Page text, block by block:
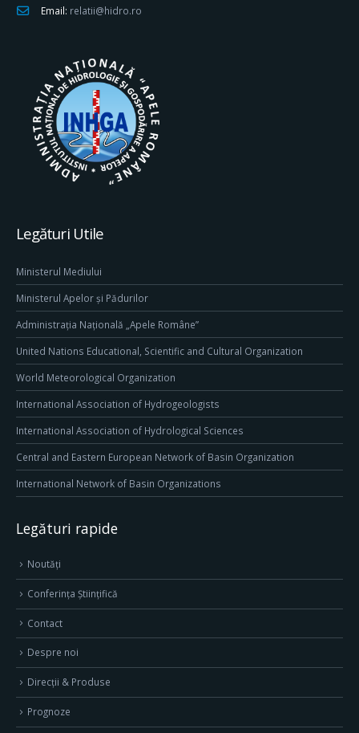
Email: relatii@hidro.ro
Legături Utile
Ministerul Mediului
Ministerul Apelor și Pădurilor
Administrația Națională „Apele Române”
United Nations Educational, Scientific and Cultural Organization
World Meteorological Organization
International Association of Hydrogeologists
International Association of Hydrological Sciences
Central and Eastern European Network of Basin Organization
International Network of Basin Organizations
Legături rapide
Noutăți
Conferința Științifică
Contact
Despre noi
Direcţii & Produse
Prognoze